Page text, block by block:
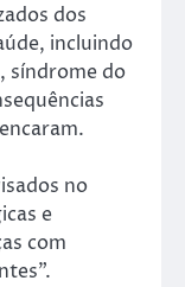
dos
incluindo
síndrome do
no
e
com